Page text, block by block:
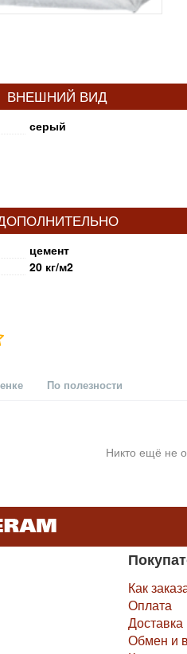
ВНЕШНИЙ ВИД
серый
цемент
20 кг/м2
По полезности
Никто ещё не
Как
Оплата
Доставка
Обмен и